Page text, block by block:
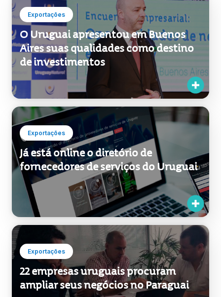
Exportações
O Uruguai apresentou em Buenos
Aires suas qualidades como destino
de investimentos
Exportações
Já está online o diretório de
fornecedores de serviços do Uruguai
Exportações
22 empresas uruguais procuram
ampliar seus negócios no Paraguai